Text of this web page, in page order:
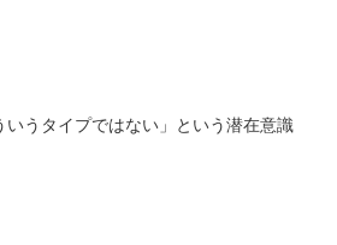
うタイプではない」という潜在意識